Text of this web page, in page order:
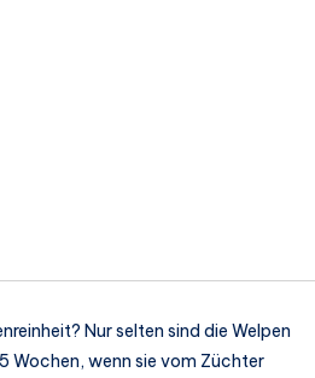
Nur selten sind die Welpen
Wochen, wenn sie vom Züchter